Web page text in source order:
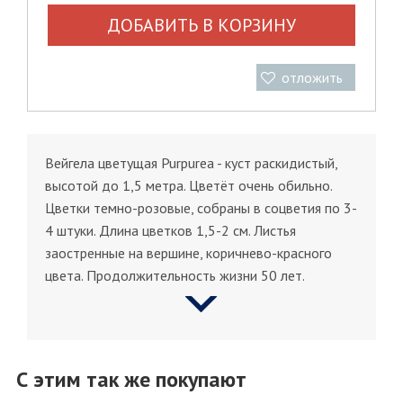
ДОБАВИТЬ В КОРЗИНУ
отложить
Вейгела цветущая Purpurea - куст раскидистый,
высотой до 1,5 метра. Цветёт очень обильно.
Цветки темно-розовые, собраны в соцветия по 3-
4 штуки. Длина цветков 1,5-2 см. Листья
заостренные на вершине, коричнево-красного
цвета. Продолжительность жизни 50 лет.
С этим так же покупают